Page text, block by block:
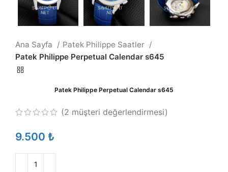
Ana Sayfa
Patek Philippe Saatler
Patek Philippe Perpetual Calendar s645
Patek Philippe Perpetual Calendar s645
(2 müşteri değerlendirmesi)
₺